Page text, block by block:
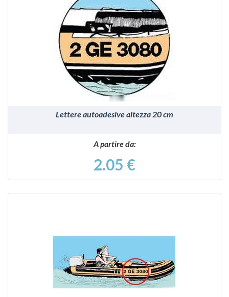
VEDI
Lettere autoadesive altezza 20 cm
A partire da:
2.05 €
VEDI